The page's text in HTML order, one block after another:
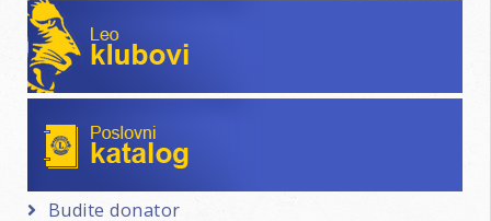
Leo klubovi
Budite donator